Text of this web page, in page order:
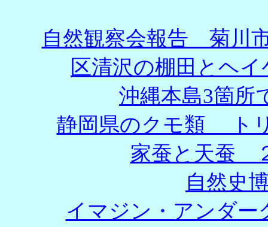
自然観察会報告 菊川
区清沢の棚田と
沖縄本島3箇所
静岡県のクモ類 ト
家蚕と天
自然史
イマジン・アンダ